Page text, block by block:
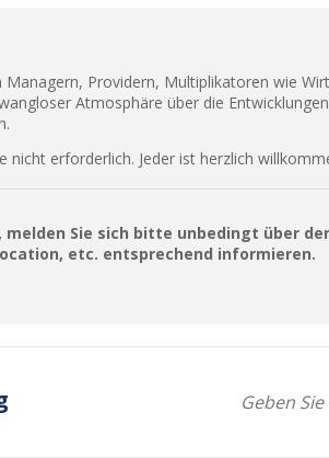
Providern, Multiplikatoren wie
Atmosphäre über die
nicht erforderlich. Jeder ist herzlich
Sie sich bitte unbedingt über
etc. entsprechend informieren.